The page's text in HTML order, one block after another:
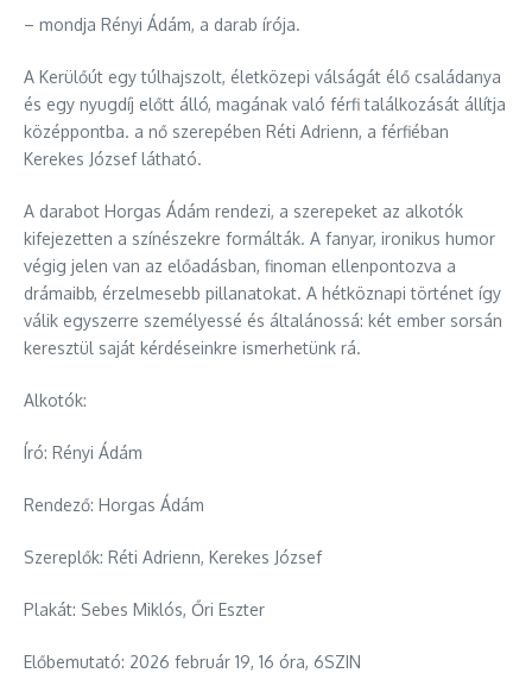
– mondja Rényi Ádám, a darab írója.
A Kerülőút egy túlhajszolt, életközepi válságát élő családanya
és egy nyugdíj előtt álló, magának való férfi találkozását állítja
középpontba. a nő szerepében Réti Adrienn, a férfiéban
Kerekes József látható.
A darabot Horgas Ádám rendezi, a szerepeket az alkotók
kifejezetten a színészekre formálták. A fanyar, ironikus humor
végig jelen van az előadásban, finoman ellenpontozva a
drámaibb, érzelmesebb pillanatokat. A hétköznapi történet így
válik egyszerre személyessé és általánossá: két ember sorsán
keresztül saját kérdéseinkre ismerhetünk rá.
Alkotók:
Író: Rényi Ádám
Rendező: Horgas Ádám
Szereplők: Réti Adrienn, Kerekes József
Plakát: Sebes Miklós, Őri Eszter
Előbemutató: 2026 február 19, 16 óra, 6SZIN